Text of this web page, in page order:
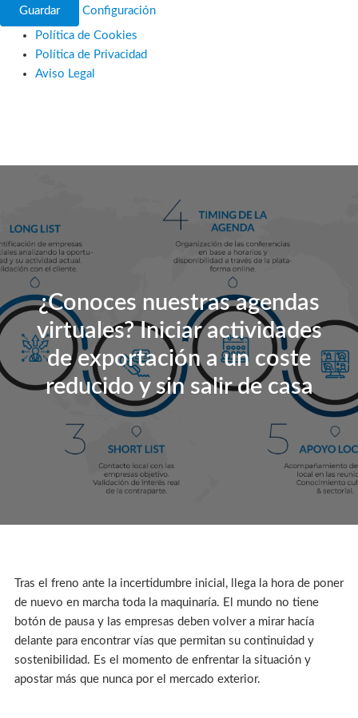
Guardar Configuración
Política de Cookies
Política de Privacidad
Aviso Legal
¿Conoces nuestras agendas
virtuales? Iniciar actividades
de exportación a un coste
reducido y sin salir de casa
Tras el freno ante la incertidumbre inicial, llega la hora de poner
de nuevo en marcha toda la maquinaría. El mundo no tiene
botón de pausa y las empresas deben volver a mirar hacía
delante para encontrar vías que permitan su continuidad y
sostenibilidad. Es el momento de enfrentar la situación y
apostar más que nunca por el mercado exterior.